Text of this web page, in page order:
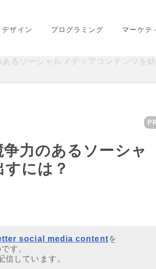
デザイン プログラミング マーケテ
るソーシャルメディアコンテンツを
力のあるソーシャ
には？
social media contentを
す。
信しています。